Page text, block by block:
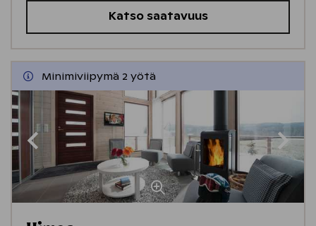
Katso saatavuus
Minimiviipymä 2 yötä